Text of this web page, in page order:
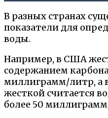
В разных странах
показатели для
воды.
Например, в США
содержанием
миллиграмм/литр, а
жесткой считается
более 50